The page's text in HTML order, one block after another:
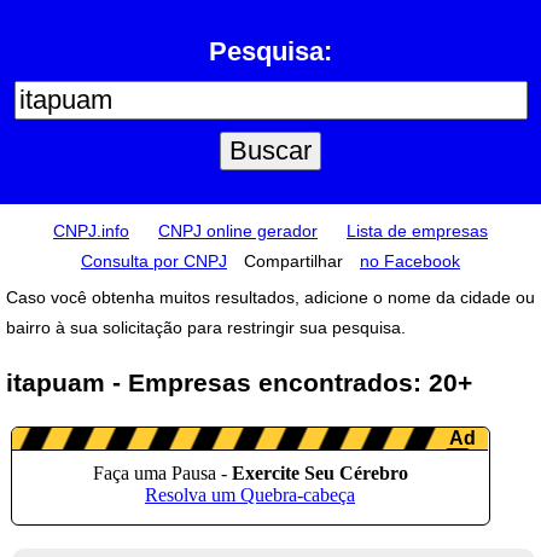
Pesquisa:
CNPJ.info CNPJ online gerador
Lista de empresas
Consulta por CNPJ
Compartilhar
no Facebook
Caso você obtenha muitos resultados, adicione o nome da cidade ou
bairro à sua solicitação para restringir sua pesquisa.
itapuam - Empresas encontrados: 20+